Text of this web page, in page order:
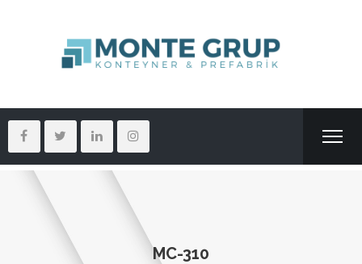
MC-310